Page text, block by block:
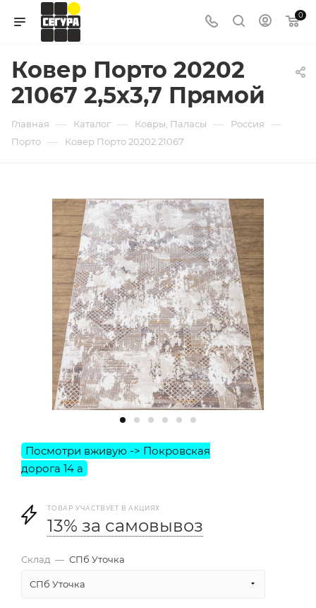
0
Ковер Порто 20202
21067 2,5х3,7 Прямой
Главная — Каталог — Ковры, Паласы — Россия —
Порто — Ковер Порто 20202 21067
ТОВАР УЧАСТВУЕТ В АКЦИЯХ
13% за самовывоз
Склад — СПб Уточка
СПб Уточка